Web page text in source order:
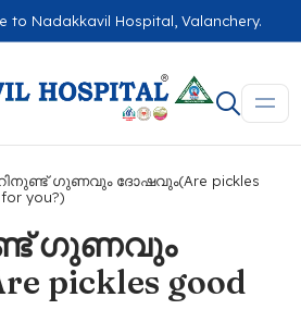
to Nadakkavil Hospital, Valanchery.
ഗുണവും ദോഷവും(Are pickles
you?)
ഗുണവും
pickles good